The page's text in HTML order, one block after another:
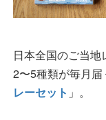
日本全国のご当
2〜5種類が毎月届
レーセット 」。